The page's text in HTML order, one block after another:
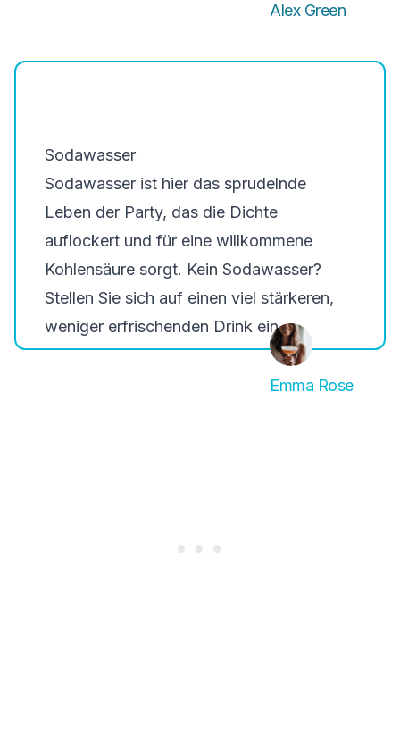
Alex Green
Sodawasser
Sodawasser ist hier das sprudelnde
Leben der Party, das die Dichte
auflockert und für eine willkommene
Kohlensäure sorgt. Kein Sodawasser?
Stellen Sie sich auf einen viel stärkeren,
weniger erfrischenden Drink ein.
Emma Rose